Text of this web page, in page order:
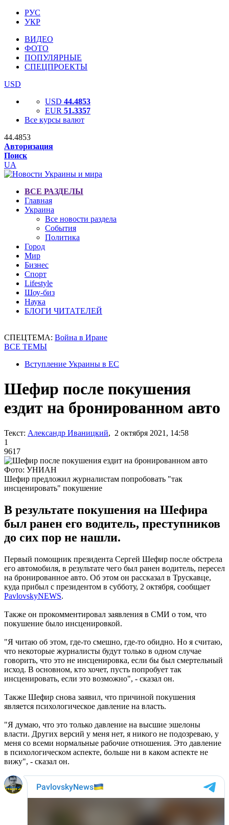
РУС
УКР
ВИДЕО
ФОТО
ПОПУЛЯРНЫЕ
СПЕЦПРОЕКТЫ
USD
USD 44.4853
EUR 51.3357
Все курсы валют
44.4853
Авторизация
Поиск
UA
ВСЕ РАЗДЕЛЫ
Главная
Украина
Все новости раздела
События
Политика
Город
Мир
Бизнес
Спорт
Lifestyle
Шоу-биз
Наука
БЛОГИ ЧИТАТЕЛЕЙ
СПЕЦТЕМА: Война в Иране
ВСЕ ТЕМЫ
Вступление Украины в ЕС
Шефир после покушения
ездит на бронированном авто
Текст: Александр Иваницкий, 2 октября 2021, 14:58
1
9617
Фото: УНИАН
Шефир предложил журналистам попробовать "так
инсценировать" покушение
В результате покушения на Шефира
был ранен его водитель, преступников
до сих пор не нашли.
Первый помощник президента Сергей Шефир после обстрела
его автомобиля, в результате чего был ранен водитель, пересел
на бронированное авто. Об этом он рассказал в Трускавце,
куда прибыл с президентом в субботу, 2 октября, сообщает
PavlovskyNEWS.
Также он прокомментировал заявления в СМИ о том, что
покушение было инсценировкой.
"Я читаю об этом, где-то смешно, где-то обидно. Но я считаю,
что некоторые журналисты будут только в одном случае
говорить, что это не инсценировка, если бы был смертельный
исход. В основном, кто хочет, пусть попробует так
инсценировать, если это возможно", - сказал он.
Также Шефир снова заявил, что причиной покушения
является психологическое давление на власть.
"Я думаю, что это только давление на высшие эшелоны
власти. Других версий у меня нет, я никого не подозреваю, у
меня со всеми нормальные рабочие отношения. Это давление
в психологическом аспекте, больше ни в каком аспекте не
вижу", - сказал он.